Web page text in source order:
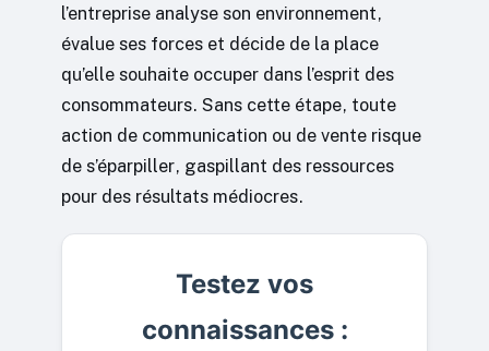
l’entreprise analyse son environnement,
évalue ses forces et décide de la place
qu’elle souhaite occuper dans l’esprit des
consommateurs. Sans cette étape, toute
action de communication ou de vente risque
de s’éparpiller, gaspillant des ressources
pour des résultats médiocres.
Testez vos
connaissances :